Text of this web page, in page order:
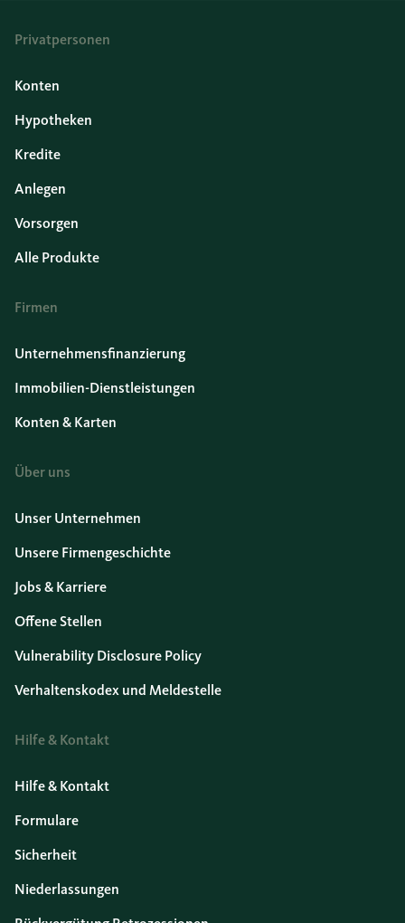
Privatpersonen
Konten
Hypotheken
Kredite
Anlegen
Vorsorgen
Alle Produkte
Firmen
Unternehmensfinanzierung
Immobilien-Dienstleistungen
Konten & Karten
Über uns
Unser Unternehmen
Unsere Firmengeschichte
Jobs & Karriere
Offene Stellen
Vulnerability Disclosure Policy
Verhaltenskodex und Meldestelle
Hilfe & Kontakt
Hilfe & Kontakt
Formulare
Sicherheit
Niederlassungen